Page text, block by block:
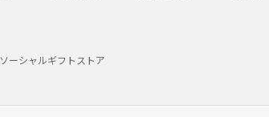
ソーシャルギフトストア